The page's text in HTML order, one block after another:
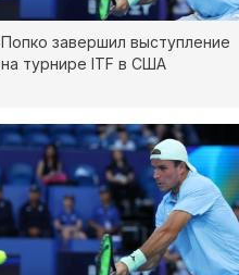
Попко завершил выступление
на турнире ITF в США